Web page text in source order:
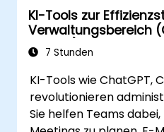
KI-Tools zur
Verwaltungsbereich
Gemini)
7 Stunden
KI-Tools wie ChatGPT,
revolutionieren
Sie helfen Teams